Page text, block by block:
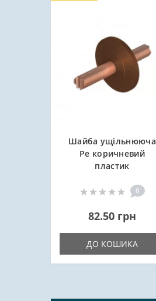
Шайба ущільнююча
Ре коричневий
пластик
0
82.50 грн
ДО КОШИКА